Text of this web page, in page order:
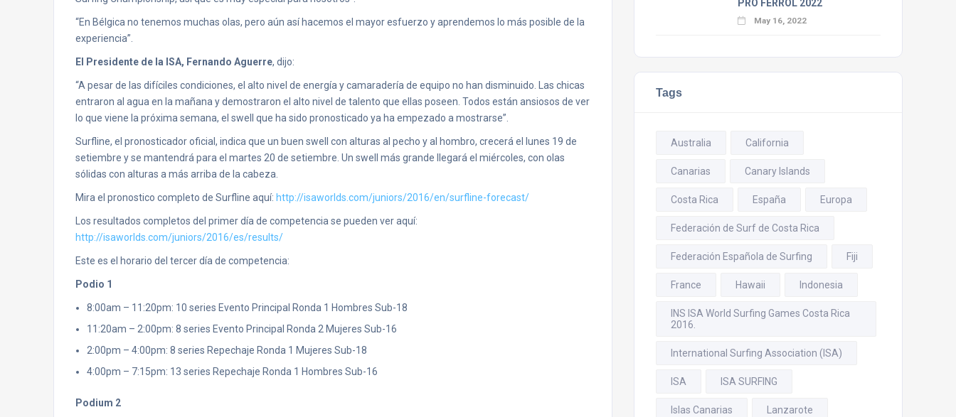
“En Bélgica no tenemos muchas olas, pero aún así hacemos el mayor esfuerzo y aprendemos lo más posible de la
experiencia”.
El Presidente de la ISA, Fernando Aguerre, dijo:
“A pesar de las difíciles condiciones, el alto nivel de energía y camaradería de equipo no han disminuido. Las chicas
entraron al agua en la mañana y demostraron el alto nivel de talento que ellas poseen. Todos están ansiosos de ver
lo que viene la próxima semana, el swell que ha sido pronosticado ya ha empezado a mostrarse”.
Surfline, el pronosticador oficial, indica que un buen swell con alturas al pecho y al hombro, crecerá el lunes 19 de
setiembre y se mantendrá para el martes 20 de setiembre. Un swell más grande llegará el miércoles, con olas
sólidas con alturas a más arriba de la cabeza.
Mira el pronostico completo de Surfline aquí: http://isaworlds.com/juniors/2016/en/surfline-forecast/
Los resultados completos del primer día de competencia se pueden ver aquí:
http://isaworlds.com/juniors/2016/es/results/
Este es el horario del tercer día de competencia:
Podio 1
8:00am – 11:20pm: 10 series Evento Principal Ronda 1 Hombres Sub-18
11:20am – 2:00pm: 8 series Evento Principal Ronda 2 Mujeres Sub-16
2:00pm – 4:00pm: 8 series Repechaje Ronda 1 Mujeres Sub-18
4:00pm – 7:15pm: 13 series Repechaje Ronda 1 Hombres Sub-16
Podium 2
PRO FERROL 2022
May 16, 2022
Tags
Australia California
Canarias Canary Islands
Costa Rica España Europa
Federación de Surf de Costa Rica
Federación Española de Surfing Fiji
France Hawaii Indonesia
INS ISA World Surfing Games Costa Rica
2016.
International Surfing Association (ISA)
ISA ISA SURFING
Islas Canarias Lanzarote